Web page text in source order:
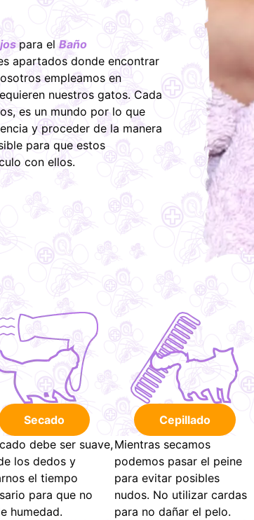
para el Baño
apartados donde encontrar
empleamos en
nuestros gatos. Cada
es un mundo por lo que
y proceder de la manera
para que estos
con ellos.
Secado
debe ser suave,
los dedos y
el tiempo
para que no
humedad.
Cepillado
Mientras secamos
podemos pasar el peine
para evitar posibles
nudos. No utilizar cardas
para no dañar el pelo.